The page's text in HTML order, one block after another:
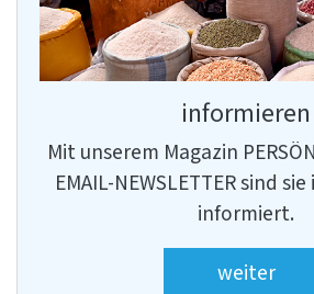
informieren
Mit unserem Magazin
EMAIL-NEWSLETTER sind
informiert.
weiter